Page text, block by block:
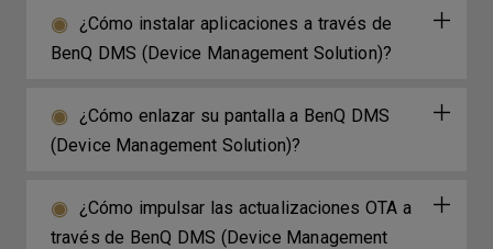
¿Cómo instalar aplicaciones a través de
BenQ DMS (Device Management Solution)?
¿Cómo enlazar su pantalla a BenQ DMS
(Device Management Solution)?
¿Cómo impulsar las actualizaciones OTA a
través de BenQ DMS (Device Management